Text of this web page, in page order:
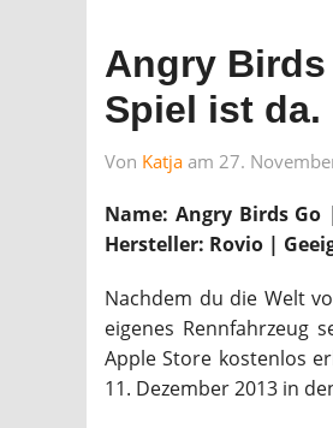
Angry Birds
Spiel ist
Von Katja am 27.
Name: Angry Birds
Hersteller: Rovio |
Nachdem du die Welt
eigenes Rennfahrzeug
Apple Store kostenlos
11. Dezember 2013 in